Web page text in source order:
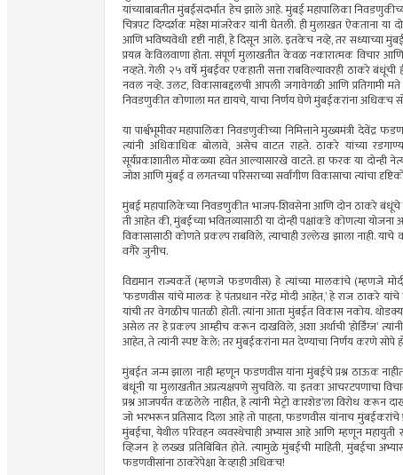
यांच्याबाबतीत मुंबईसंदर्भात हेच झाले आहे. मुंबई महापालिका
चित्रपट दिग्दर्शक महेश मांजरेकर यांनी घेतली. ही मुलाखत ऐकताना या
आणि भविष्यवेधी दृष्टी नाही, हे दिसून आले. इतकेच नव्हे, तर सध्याच्या
प्रयत्न केविलवाणा होता. संपूर्ण मुलाखतीत केवळ नकारात्मक विचार
नव्हते. गेली २५ वर्षे मुंबईवर एकहाती सत्ता राबविल्यावरही ठाकरे
नवल नव्हे. उलट, विकासाबद्दलची आपली जगावेगळी आणि प्रतिगामी
निवडणुकीत कोणाला मत द्यायचे, याचा निर्णय घेणे मुंबईकरांना अधिकच
या पार्श्वभूमीवर महापालिका निवडणुकीच्या निमित्ताने मुख्यमंत्री देवेंद्र
त्यांनी अधिकाधिक बोलावे, असेच वाटत राहते. ठाकरे यांच्या
सूर्यप्रकाशातील मोकळ्या हवेत आल्यासारखे वाटते. हा फरक या दोन्ही
जोश आणि मुंबई व लगतच्या परिसराच्या सर्वांगीण विकासाचा त्यांचा
मुंबई महापालिकेच्या निवडणुकीत भाजप-शिवसेना आणि दोन ठाकरे बंधूंचे
ती आहेत की, मुंबईच्या भवितव्यासाठी या दोन्ही पक्षांकडे कोणत्या
विकासासाठी कोणते प्रकल्प राबविले, त्याचाही उल्लेख झाला नाही. याचे
वगैरे जुनीच.
विद्यमान राज्यकर्ते (म्हणजे फडणवीस) हे त्यांच्या मालकांचे (म्हणजे
‘फडणवीस यांचे मालक हे पंतप्रधान नरेंद्र मोदी आहेत,’ हे राज ठाकरे
यांची तर वेगळीच पातळी होती. त्यांना आता मुंबईत विकास नकोय.
असेल तर हे प्रकल्प आम्हीच करून दाखविले, अशा अर्थाची ‘होर्डिंग्ज’
आहेत, ते त्यांनी स्पष्ट केले; तर मुंबईकरांना मत देण्याचा निर्णय करणे सोपे
मुंबईत जन्म झाला नाही म्हणून फडणवीस यांना मुंबईचे प्रश्न ठाऊक
बंधूंनी या मुलाखतीत अप्रत्यक्षपणे सुचविले. या इतका आचरटपणाचा
प्रश्न आजपर्यंत कळलेले नाहीत, हे त्यांनी ‘मेट्रो कारशेड’ला विरोध करून
जो भरभरून प्रतिसाद दिला आहे तो पाहता, फडणवीस यांनाच
मुंबईचा, येथील परिवहन व्यवस्थेचाही अभ्यास आहे आणि म्हणून महायुती
व्हिजन हे लख्ख प्रतिबिंबित होते. त्यामुळे मुंबईची माहिती, मुंबईचा
फडणवीसांना ठाकरेंपेक्षा केव्हाही अधिकच!